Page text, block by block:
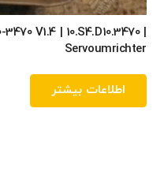
V1.4 | 10.S4.D10.3470 |
Servoumrichter
اطلاعات بیشتر